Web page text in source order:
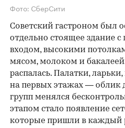
Фото: СберСити
Советский гастроном был
отдельно стоящее здание
входом, высокими
мясом, молоком и
распалась. Палатки,
на первых этажах — облик
групп менялся
этапом стало появление
которые пришли в каждый